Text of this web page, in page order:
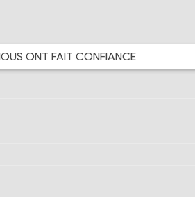
ONT FAIT CONFIANCE